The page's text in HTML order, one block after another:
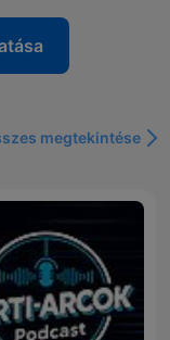
megtekintése